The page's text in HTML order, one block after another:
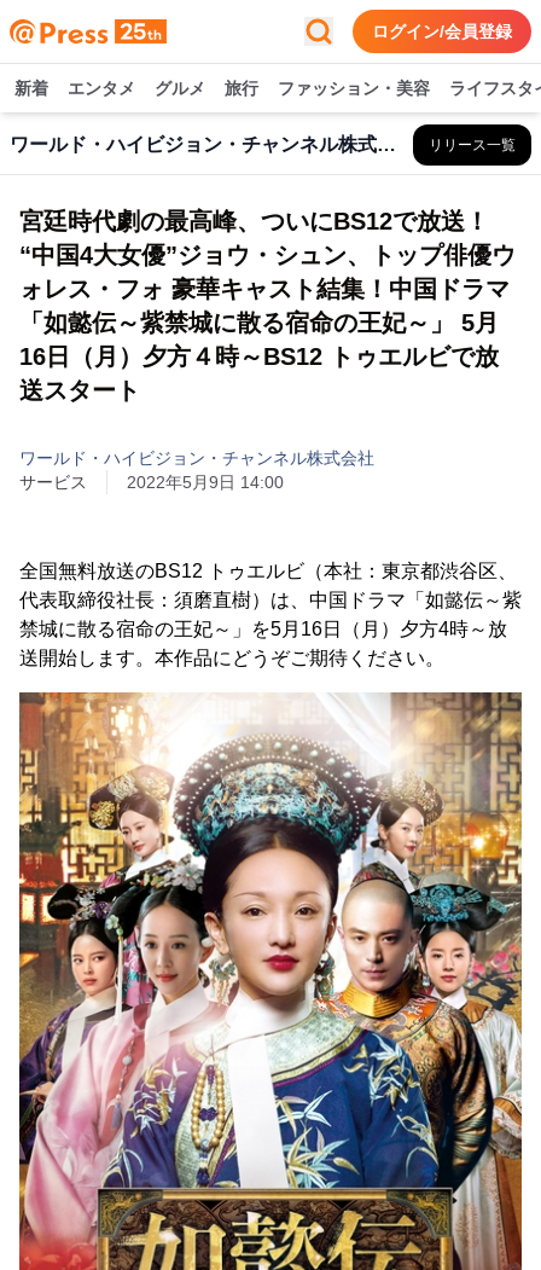
ログイン/会員登録
新着 エンタメ グルメ 旅行 ファッション・美容 ライフスタ
ワールド・ハイビジョン・チャンネル株式会社 リリース一覧
宮廷時代劇の最高峰、ついにBS12で放送！
“中国4大女優”ジョウ・シュン、トップ俳優ウ
ォレス・フォ 豪華キャスト結集！中国ドラマ
「如懿伝～紫禁城に散る宿命の王妃～」 5月
16日（月）夕方４時～BS12 トゥエルビで放
送スタート
ワールド・ハイビジョン・チャンネル株式会社
サービス
2022年5月9日 14:00
全国無料放送のBS12 トゥエルビ（本社：東京都渋谷区、
代表取締役社長：須磨直樹）は、中国ドラマ「如懿伝～紫
禁城に散る宿命の王妃～」を5月16日（月）夕方4時～放
送開始します。本作品にどうぞご期待ください。